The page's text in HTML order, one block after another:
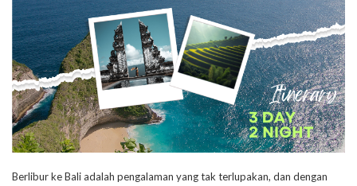
Berlibur ke Bali adalah pengalaman yang tak terlupakan, dan dengan